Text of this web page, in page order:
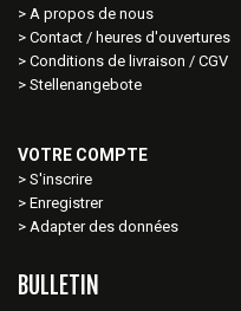
A propos de nous
Contact / heures d'ouvertures
Conditions de livraison / CGV
Stellenangebote
VOTRE COMPTE
S'inscrire
Enregistrer
Adapter des données
BULLETIN